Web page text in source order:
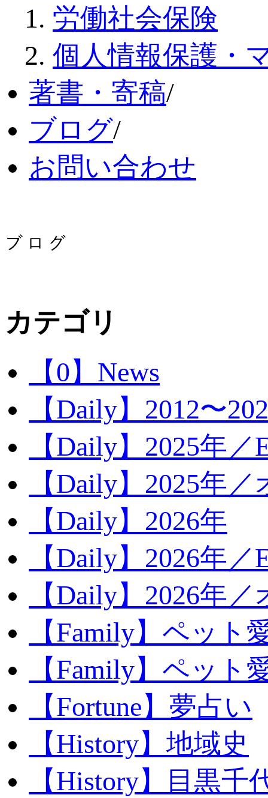
労働社会保険
個人情報保護・
著書・寄稿/
ブログ/
お問い合わせ
カテゴリ
【0】News
【Daily】2012〜
【Daily】2025年／
【Daily】2025年
【Daily】2026年
【Daily】2026年／
【Daily】2026年
【Family】ペット
【Family】ペット
【Fortune】夢占い
【History】地域史
【History】目黒千